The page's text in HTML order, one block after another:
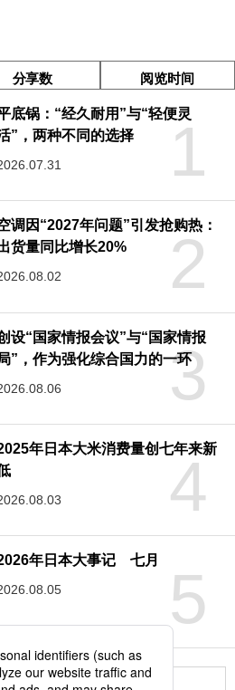
分享数 阅览时间
1
底锅：“经久耐用”与“轻便灵
”，两种不同的选择
2
调因“2027年问题”引发抢购热：
货量同比增长20%
3
设“国家情报会议”与“国家情报
”，作为强化综合国力的一环
4
年日本大米消费量创七年来新
5
年日本大事记 七月